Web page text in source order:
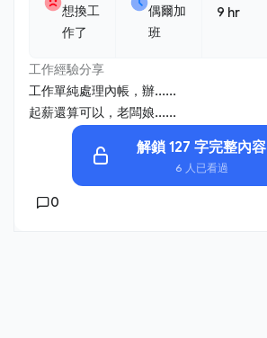
想換工
作了
偶爾加
班
9 hr
工作經驗分享
工作單純處理內帳，辦......
起薪還算可以，老闆娘......
解鎖 127 字完整內容
6 人已看過
0